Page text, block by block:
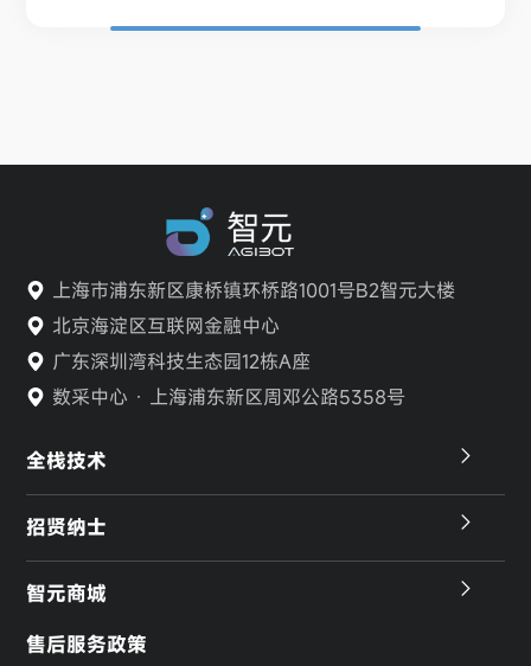
上海市浦东新区康桥镇环桥路1001号B2智元大楼
北京海淀区互联网金融中心
广东深圳湾科技生态园12栋A座
数采中心 · 上海浦东新区周邓公路5358号
全栈技术
智元商城
售后服务政策
招贤纳士